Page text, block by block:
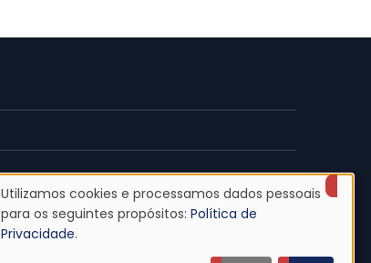
Uso
Utilizamos cookies e processamos dados pessoais
para os seguintes propósitos: Política de
Privacidade.